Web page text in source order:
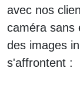
avec nos
caméra sans
des images
s'affrontent :